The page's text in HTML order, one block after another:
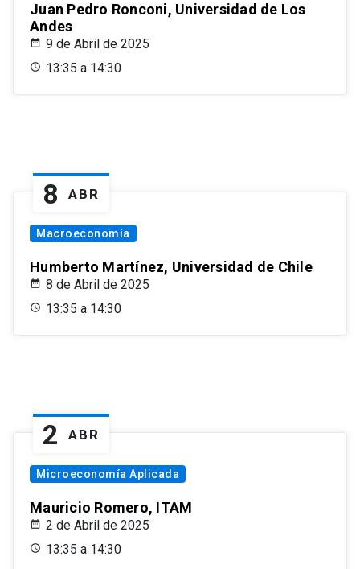
Juan Pedro Ronconi, Universidad de Los
Andes
9 de Abril de 2025
13:35 a 14:30
8 ABR
Macroeconomía
Humberto Martínez, Universidad de Chile
8 de Abril de 2025
13:35 a 14:30
2 ABR
Microeconomía Aplicada
Mauricio Romero, ITAM
2 de Abril de 2025
13:35 a 14:30